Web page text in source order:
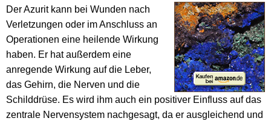
Der Azurit kann bei Wunden nach
Verletzungen oder im Anschluss an
Operationen eine heilende Wirkung
haben. Er hat außerdem eine
anregende Wirkung auf die Leber,
das Gehirn, die Nerven und die
Schilddrüse. Es wird ihm auch ein positiver Einfluss auf das
zentrale Nervensystem nachgesagt, da er ausgleichend und